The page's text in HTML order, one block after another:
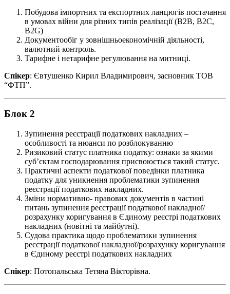
Побудова імпортних та експортних ланцюгів постачання
в умовах війни для різних типів реалізації (B2B, B2C,
B2G)
Документообіг у зовнішньоекономічній діяльності,
валютний контроль.
Тарифне і нетарифне регулювання на митниці.
Спікер: Євтушенко Кирил Владимирович, засновник ТОВ
“ФТП”.
Блок 2
Зупинення реєстрації податкових накладних –
особливості та нюанси по розблокуванню
Ризиковий статус платника податку: ознаки за якими
суб’єктам господарювання присвоюється такий статус.
Практичні аспекти податкової поведінки платника
податку для уникнення проблематики зупинення
реєстрації податкових накладних.
Зміни нормативно- правових документів в частині
питань зупинення реєстрації податкової накладної/
розрахунку коригування в Єдиному реєстрі податкових
накладних (новітні та майбутні).
Судова практика щодо проблематики зупинення
реєстрації податкової накладної/розрахунку коригування
в Єдиному реєстрі податкових накладних
Спікер: Потопальська Тетяна Вікторівна.